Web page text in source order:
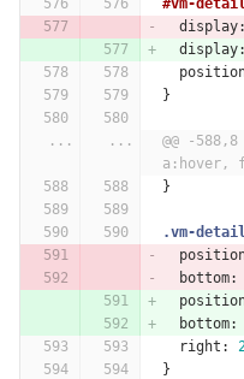
#vm-
display:
display:
}
... ...
@@ -
a:hover,
}
.vm-
bottom:
bottom:
right :
}